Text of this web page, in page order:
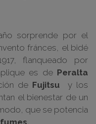
sorprende por el
fránces, el bidé
flanqueado por
es de Peralta
de Fujitsu
y los
el bienestar de un
que se potencia